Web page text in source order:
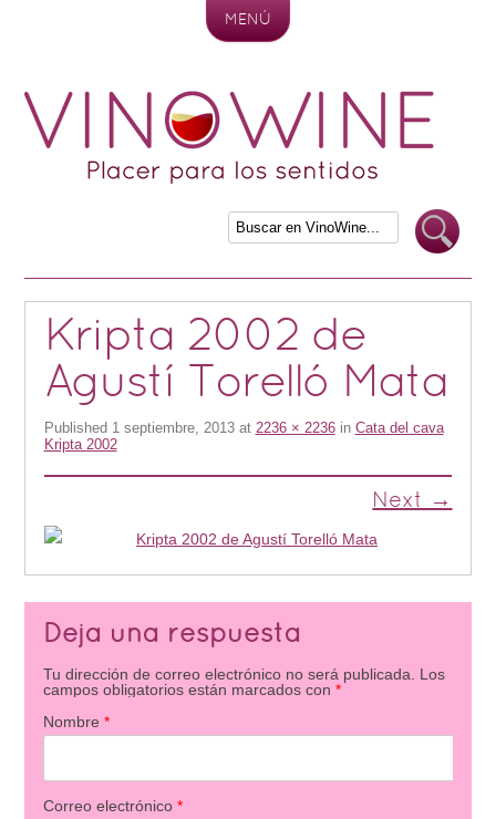
MENÚ
Kripta 2002 de
Agustí Torelló Mata
Published 1 septiembre, 2013at 2236 × 2236in Cata del cava
Kripta 2002
Next →
Deja una respuesta
Tu dirección de correo electrónico no será publicada. Los
campos obligatorios están marcados con *
Nombre *
Correo electrónico *